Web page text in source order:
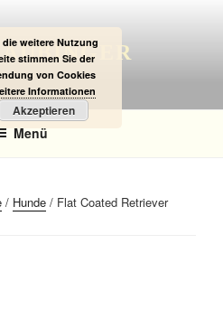
Menü
/ Hunde / Flat Coated Retriever
die weitere Nutzung
stimmen Sie der
von Cookies
Informationen
Akzeptieren